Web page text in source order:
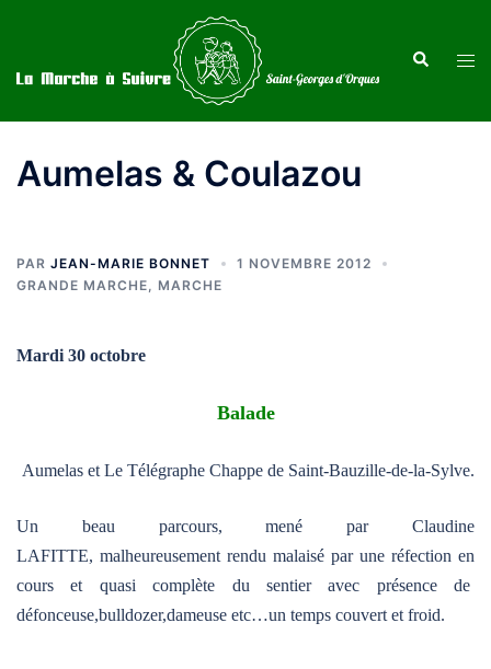
contenu
Aumelas & Coulazou
PAR JEAN-MARIE BONNET
1 NOVEMBRE 2012
GRANDE MARCHE
MARCHE
Mardi 30 octobre
Balade
Aumelas et Le Télégraphe Chappe de Saint-Bauzille-de-la-Sylve.
Un beau parcours, mené par Claudine
LAFITTE, malheureusement rendu malaisé par une réfection en
cours et quasi complète du sentier avec présence de
défonceuse,bulldozer,dameuse etc…un temps couvert et froid.